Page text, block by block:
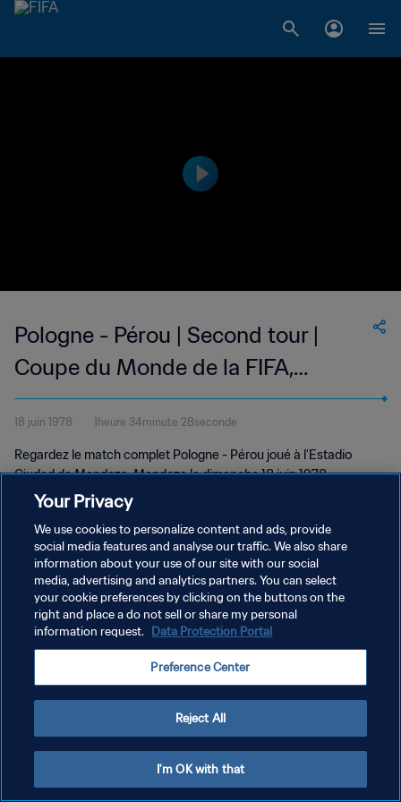
Pologne - Pérou | Second tour |
Coupe du Monde de la FIFA,
Argentine 1978™ | Match complet
18 juin 1978 1heure 34minute 28seconde
Regardez le match complet Pologne - Pérou joué à l'Estadio
Ciudad de Mendoza, Mendoza le dimanche 18 juin 1978.
POLITIQUE DE CONFIDENTIALITÉ
CONDITIONS D'UTILISATION
GÉRER VOS PRÉFÉRENCES SUR LES COOKIES
Your Privacy
We use cookies to personalize content and ads, provide
social media features and analyse our traffic. We also share
information about your use of our site with our social
media, advertising and analytics partners. You can select
your cookie preferences by clicking on the buttons on the
right and place a do not sell or share my personal
information request. Data Protection Portal
Preference Center
Reject All
I'm OK with that